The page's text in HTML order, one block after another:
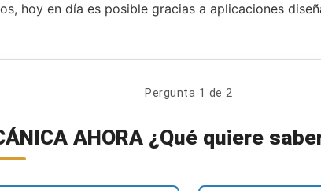
hoy en día es posible gracias a aplicaciones
Pergunta 1 de 2
AHORA ¿Qué quiere